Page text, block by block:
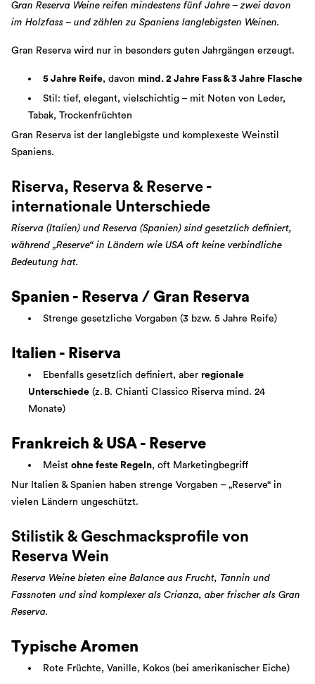
Gran Reserva Weine reifen mindestens fünf Jahre – zwei davon
im Holzfass – und zählen zu Spaniens langlebigsten Weinen.
Gran Reserva wird nur in besonders guten Jahrgängen erzeugt.
5 Jahre Reife, davon mind. 2 Jahre Fass & 3 Jahre Flasche
Stil: tief, elegant, vielschichtig – mit Noten von Leder,
Tabak, Trockenfrüchten
Gran Reserva ist der langlebigste und komplexeste Weinstil
Spaniens.
Riserva, Reserva & Reserve -
internationale Unterschiede
Riserva (Italien) und Reserva (Spanien) sind gesetzlich definiert,
während „Reserve“ in Ländern wie USA oft keine verbindliche
Bedeutung hat.
Spanien - Reserva / Gran Reserva
Strenge gesetzliche Vorgaben (3 bzw. 5 Jahre Reife)
Italien - Riserva
Ebenfalls gesetzlich definiert, aber regionale
Unterschiede (z. B. Chianti Classico Riserva mind. 24
Monate)
Frankreich & USA - Reserve
Meist ohne feste Regeln, oft Marketingbegriff
Nur Italien & Spanien haben strenge Vorgaben – „Reserve“ in
vielen Ländern ungeschützt.
Stilistik & Geschmacksprofile von
Reserva Wein
Reserva Weine bieten eine Balance aus Frucht, Tannin und
Fassnoten und sind komplexer als Crianza, aber frischer als Gran
Reserva.
Typische Aromen
Rote Früchte, Vanille, Kokos (bei amerikanischer Eiche)